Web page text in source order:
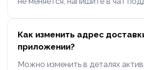
Как изменить адрес
приложении?
Можно изменить в деталях